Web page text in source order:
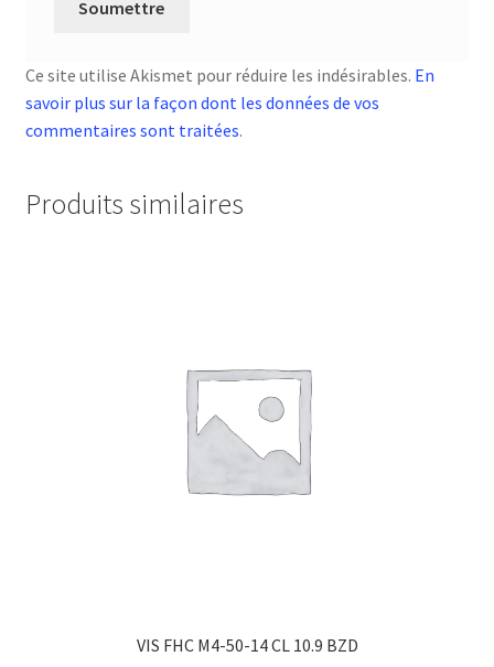
Ce site utilise Akismet pour réduire les indésirables. En
savoir plus sur la façon dont les données de vos
commentaires sont traitées.
Produits similaires
VIS FHC M4-50-14 CL 10.9 BZD